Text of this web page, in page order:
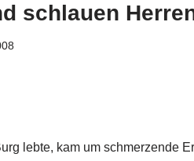
schlauen
lebte, kam um schmerzende